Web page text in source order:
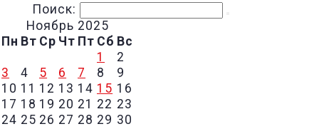
Поиск:
Ноябрь 2025
Пн Вт Ср Чт Пт Сб Вс
1
2
3
4 5 6 7 8
9
10 11 12 13 14 15 16
17 18 19 20 21 22 23
24 25 26 27 28 29 30